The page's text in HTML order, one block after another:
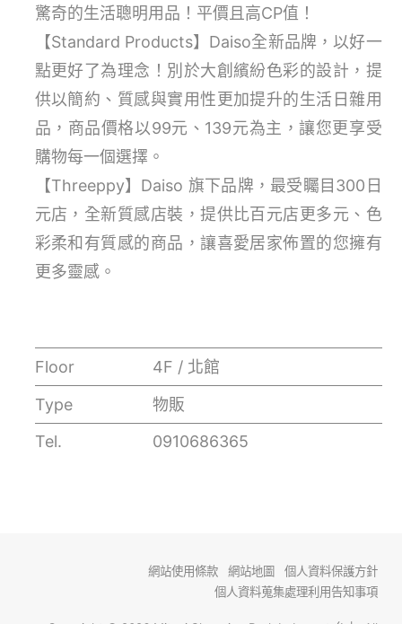
驚奇的生活聰明用品！平價且高CP值！
【Standard Products】Daiso全新品牌，以好一
點更好了為理念！別於大創繽紛色彩的設計，提
供以簡約、質感與實用性更加提升的生活日雜用
品，商品價格以99元、139元為主，讓您更享受
購物每一個選擇。
【Threeppy】Daiso 旗下品牌，最受矚目300日
元店，全新質感店裝，提供比百元店更多元、色
彩柔和有質感的商品，讓喜愛居家佈置的您擁有
更多靈感。
Floor
4F / 北館
Type
物販
Tel.
0910686365
網站使用條款 網站地圖
個人資料保護方針
個人資料蒐集處理利用告知事項